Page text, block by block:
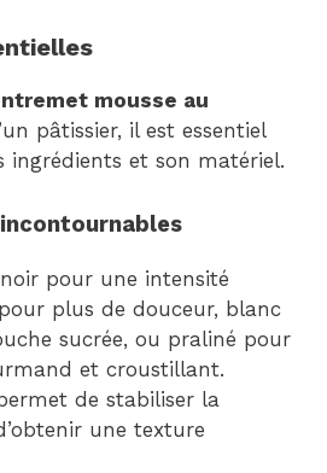
mousse au
pâtissier, il est essentiel
ingrédients et son matériel.
pour une intensité
plus de douceur, blanc
sucrée, ou praliné pour
et croustillant.
de stabiliser la
une texture